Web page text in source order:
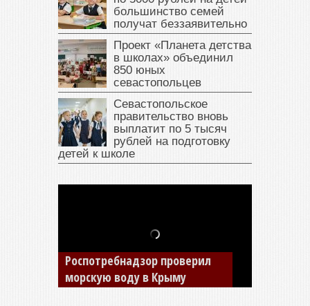
большинство семей
получат беззаявительно
Проект «Планета детства
в школах» объединил
850 юных
севастопольцев
Севастопольское
правительство вновь
выплатит по 5 тысяч
рублей на подготовку
детей к школе
В Крыму у жителя Саки
изъяли автомобиль —
накопил долги по штрафам
ГИБДД